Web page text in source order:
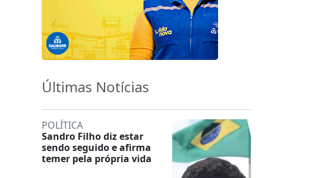
Últimas Notícias
POLÍTICA
Sandro Filho diz estar
sendo seguido e afirma
temer pela própria vida